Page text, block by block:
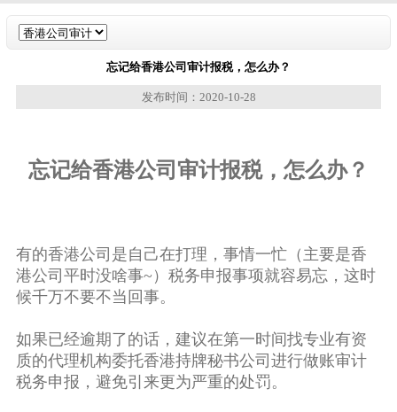
忘记给香港公司审计报税，怎么办？
发布时间：2020-10-28
忘记给香港公司审计报税，怎么办？
有的香港公司是自己在打理，事情一忙（主要是香
港公司平时没啥事~）税务申报事项就容易忘，这时
候千万不要不当回事。
如果已经逾期了的话，建议在第一时间找专业有资
质的代理机构委托香港持牌秘书公司进行做账审计
税务申报，避免引来更为严重的处罚。